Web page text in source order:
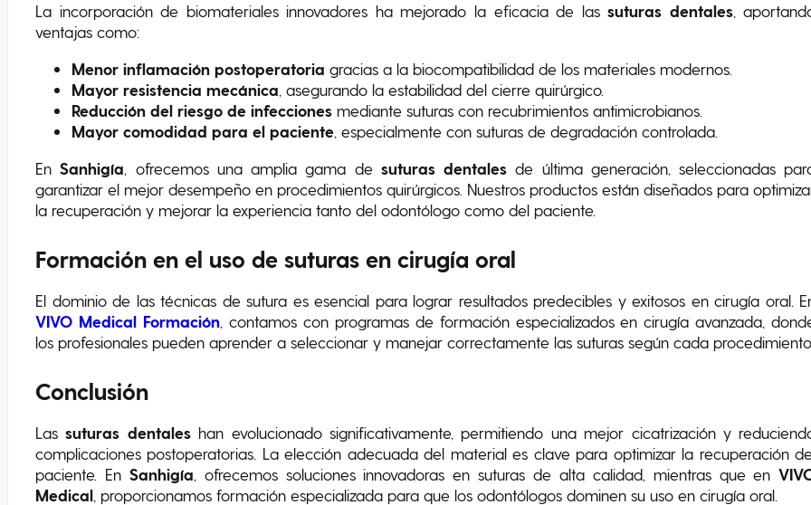
La incorporación de biomateriales innovadores ha mejorado la eficacia de lassuturas dentales,
ventajas como:
Menor inflamación postoperatoria gracias a la biocompatibilidad de los materiales modernos.
Mayor resistencia mecánica, asegurando la estabilidad del cierre quirúrgico.
Reducción del riesgo de infecciones mediante suturas con recubrimientos antimicrobianos.
Mayor comodidad para el paciente, especialmente con suturas de degradación controlada.
EnSanhigía, ofrecemos una amplia gama de suturas dentales de última generación, seleccionadas
garantizar el mejor desempeño en procedimientos quirúrgicos. Nuestros productos están diseñados para
la recuperación y mejorar la experiencia tanto del odontólogo como del paciente.
Formación en el uso de suturas en cirugía oral
El dominio de las técnicas de sutura es esencial para lograr resultados predecibles y exitosos en cirugía oral.
VIVO Medical Formación, contamos con programas de formación especializados en cirugía avanzada,
los profesionales pueden aprender a seleccionar y manejar correctamente las suturas según cada procedimiento.
Conclusión
Lassuturas dentaleshan evolucionado significativamente, permitiendo una mejor cicatrización y
complicaciones postoperatorias. La elección adecuada del material es clave para optimizar la recuperación
paciente. En Sanhigía , ofrecemos soluciones innovadoras en suturas de alta calidad, mientras que en
Medical , proporcionamos formación especializada para que los odontólogos dominen su uso en cirugía oral.